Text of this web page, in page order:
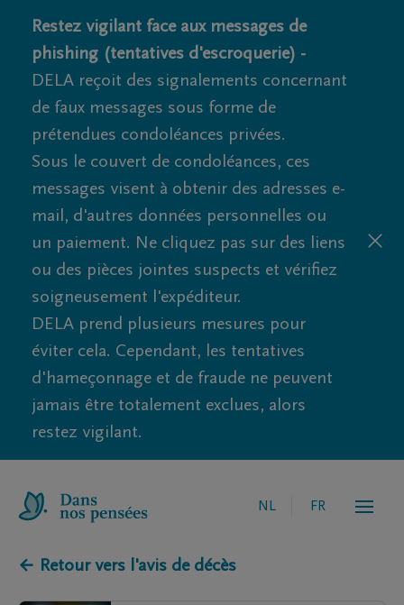
Restez vigilant face aux messages de
phishing (tentatives d'escroquerie) -
DELA reçoit des signalements concernant
de faux messages sous forme de
prétendues condoléances privées.
Sous le couvert de condoléances, ces
messages visent à obtenir des adresses e-
mail, d'autres données personnelles ou
un paiement. Ne cliquez pas sur des liens
ou des pièces jointes suspects et vérifiez
soigneusement l'expéditeur.
DELA prend plusieurs mesures pour
éviter cela. Cependant, les tentatives
d'hameçonnage et de fraude ne peuvent
jamais être totalement exclues, alors
restez vigilant.
NL FR
← Retour vers l'avis de décès